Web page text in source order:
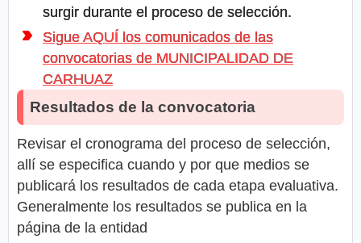
surgir durante el proceso de selección.
Sigue AQUÍ los comunicados de las
convocatorias de MUNICIPALIDAD DE
CARHUAZ
Resultados de la convocatoria
Revisar el cronograma del proceso de selección,
allí se especifica cuando y por que medios se
publicará los resultados de cada etapa evaluativa.
Generalmente los resultados se publica en la
página de la entidad